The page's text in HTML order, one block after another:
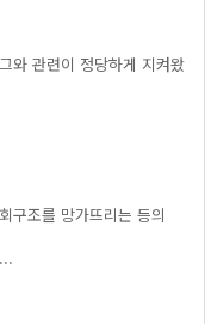
와 관련이 정당하게 지켜왔
구조를 망가뜨리는 등의